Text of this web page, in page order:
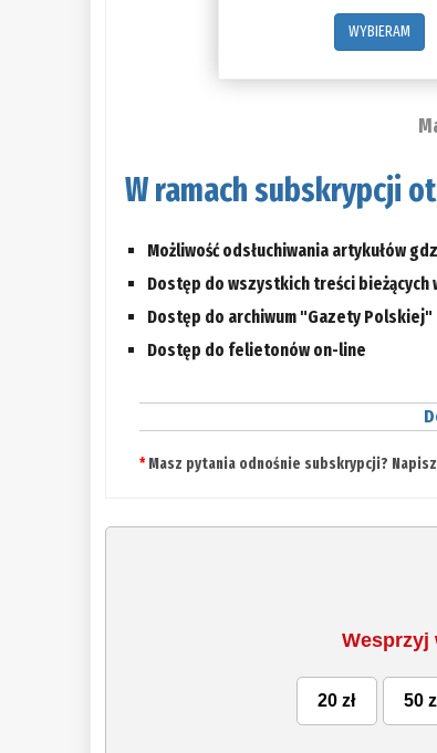
WYBIERAM
W ramach subskrypcji
Możliwość odsłuchiwania artykułów
Dostęp do wszystkich treści
Dostęp do archiwum "Gazety Polskiej"
Dostęp do felietonów on-line
*Masz pytania odnośnie subskrypcji?
Wesprzyj
20 zł 50